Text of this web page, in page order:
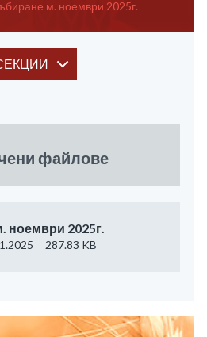
м. ноември 2025г.
файлове
ноември 2025г.
287.83 KB